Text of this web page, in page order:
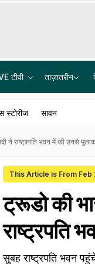
टीवी ताज़ातरीन
स्टोरीज सावन
ने राष्ट्रपति भवन में की उनसे
This Article is From Feb
ट्रूडो की
राष्ट्रपति
सुबह राष्ट्रपति भवन